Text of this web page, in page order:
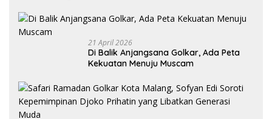
21 April 2026
Di Balik Anjangsana Golkar, Ada Peta
Kekuatan Menuju Muscam